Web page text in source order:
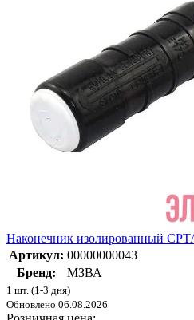
Наконечник изолированный
Артикул: 00000000043
Бренд:
МЗВА
1 шт. (1-3 дня)
Обновлено 06.08.2026